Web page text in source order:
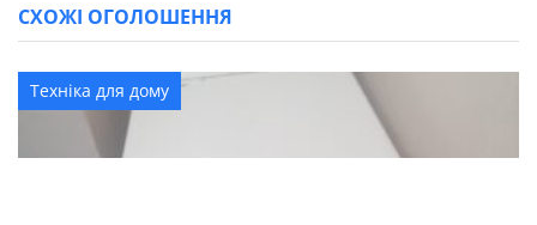
СХОЖІ ОГОЛОШЕННЯ
Техніка для дому